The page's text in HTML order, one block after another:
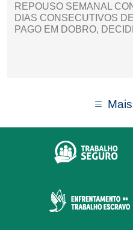
REPOUSO SEMANAL
DIAS CONSECUTIVOS
PAGO EM DOBRO,